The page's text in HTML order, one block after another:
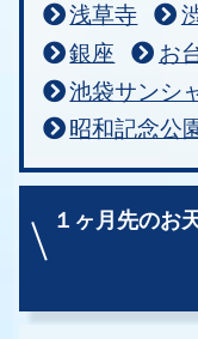
浅草寺
銀座
お
池袋サンシ
昭和記念公
１ヶ月先のお